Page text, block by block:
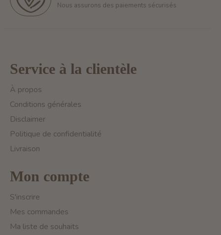
Nous assurons des paiements sécurisés
Service à la clientèle
À propos
Conditions générales
Disclaimer
Politique de confidentialité
Livraison
Mon compte
S'inscrire
Mes commandes
Ma liste de souhaits